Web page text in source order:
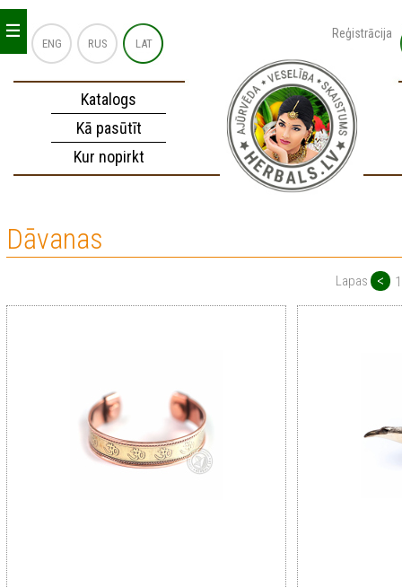
ENG RUS LAT
Reģistrācija
Katalogs
Kā pasūtīt
Kur nopirkt
_
_
_
Dāvanas
Lapas < 1